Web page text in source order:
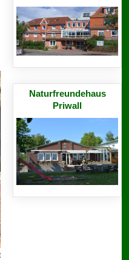
Naturfreundehaus
Priwall